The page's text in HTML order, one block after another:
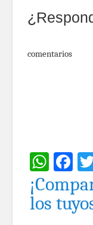
comentarios
los